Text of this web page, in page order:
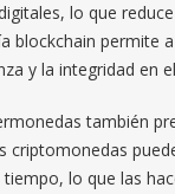
lo que
blockchain permite
y la integridad en
también
criptomonedas
lo que las